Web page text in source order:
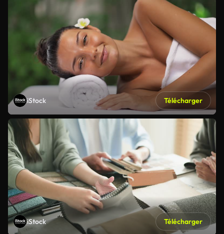
iStock Télécharger
iStock Télécharger